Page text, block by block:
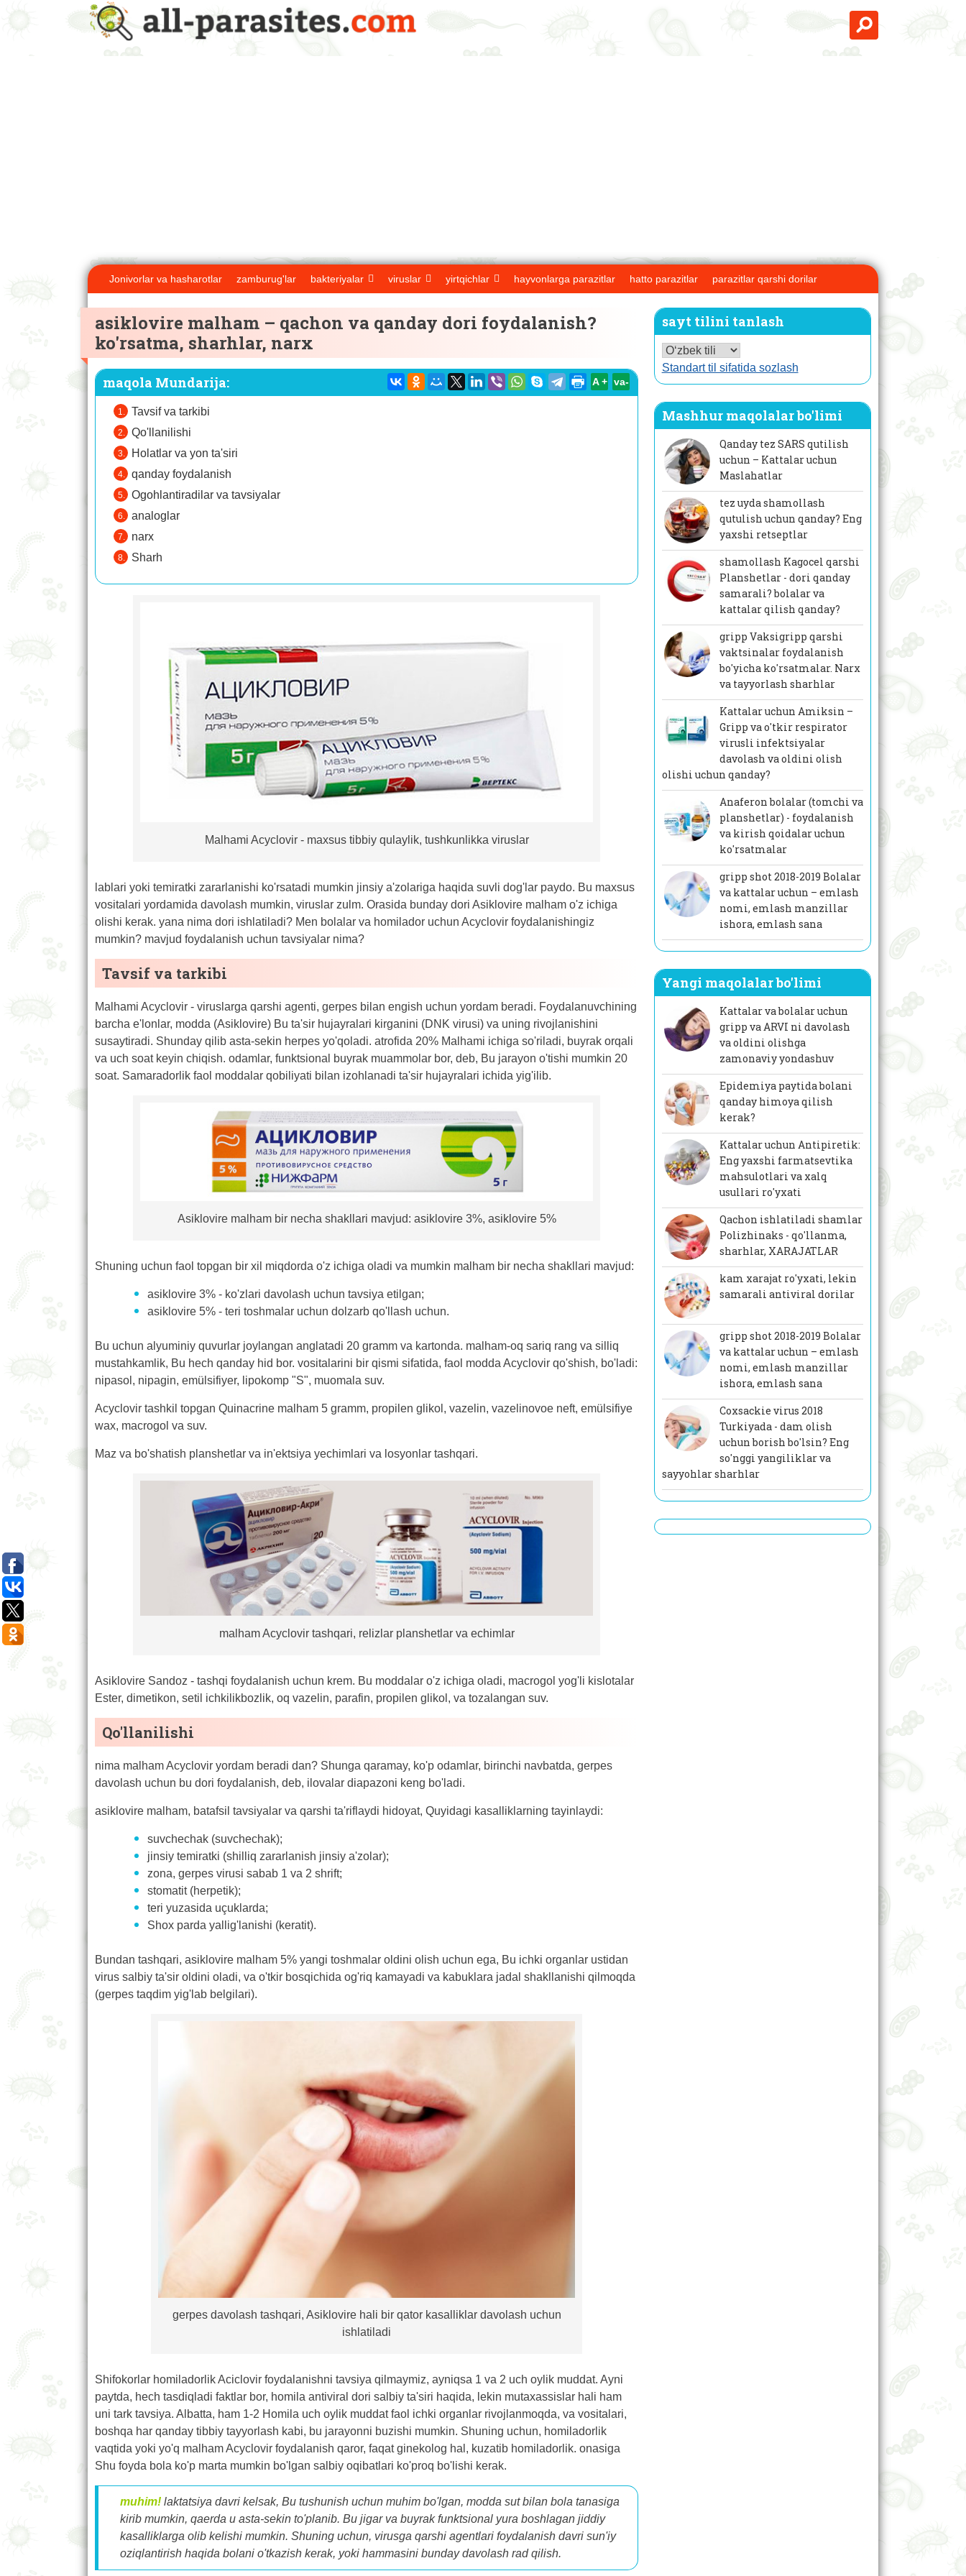
Jonivorlar va hasharotlar zamburug'lar bakteriyalar viruslar yirtqichlar hayvonlarga parazitlar hatto parazitlar parazitlar qarshi dorilar
asiklovire malham – qachon va qanday dori foydalanish?
ko'rsatma, sharhlar, narx
maqola Mundarija:
Tavsif va tarkibi
Qo'llanilishi
Holatlar va yon ta'siri
qanday foydalanish
Ogohlantiradilar va tavsiyalar
analoglar
narx
Sharh
A + va-
Malhami Acyclovir - maxsus tibbiy qulaylik, tushkunlikka viruslar
lablari yoki temiratki zararlanishi ko'rsatadi mumkin jinsiy a'zolariga haqida suvli dog'lar paydo. Bu maxsus
vositalari yordamida davolash mumkin, viruslar zulm. Orasida bunday dori Asiklovire malham o'z ichiga
olishi kerak. yana nima dori ishlatiladi? Men bolalar va homilador uchun Acyclovir foydalanishingiz
mumkin? mavjud foydalanish uchun tavsiyalar nima?
Tavsif va tarkibi
Malhami Acyclovir - viruslarga qarshi agenti, gerpes bilan engish uchun yordam beradi. Foydalanuvchining
barcha e'lonlar, modda (Asiklovire) Bu ta'sir hujayralari kirganini (DNK virusi) va uning rivojlanishini
susaytiradi. Shunday qilib asta-sekin herpes yo'qoladi. atrofida 20% Malhami ichiga so'riladi, buyrak orqali
va uch soat keyin chiqish. odamlar, funktsional buyrak muammolar bor, deb, Bu jarayon o'tishi mumkin 20
soat. Samaradorlik faol moddalar qobiliyati bilan izohlanadi ta'sir hujayralari ichida yig'ilib.
Asiklovire malham bir necha shakllari mavjud: asiklovire 3%, asiklovire 5%
Shuning uchun faol topgan bir xil miqdorda o'z ichiga oladi va mumkin malham bir necha shakllari mavjud:
asiklovire 3% - ko'zlari davolash uchun tavsiya etilgan;
asiklovire 5% - teri toshmalar uchun dolzarb qo'llash uchun.
Bu uchun alyuminiy quvurlar joylangan anglatadi 20 gramm va kartonda. malham-oq sariq rang va silliq
mustahkamlik, Bu hech qanday hid bor. vositalarini bir qismi sifatida, faol modda Acyclovir qo'shish, bo'ladi:
nipasol, nipagin, emülsifiyer, lipokomp "S", muomala suv.
Acyclovir tashkil topgan Quinacrine malham 5 gramm, propilen glikol, vazelin, vazelinovoe neft, emülsifiye
wax, macrogol va suv.
Maz va bo'shatish planshetlar va in'ektsiya yechimlari va losyonlar tashqari.
malham Acyclovir tashqari, relizlar planshetlar va echimlar
Asiklovire Sandoz - tashqi foydalanish uchun krem. Bu moddalar o'z ichiga oladi, macrogol yog'li kislotalar
Ester, dimetikon, setil ichkilikbozlik, oq vazelin, parafin, propilen glikol, va tozalangan suv.
Qo'llanilishi
nima malham Acyclovir yordam beradi dan? Shunga qaramay, ko'p odamlar, birinchi navbatda, gerpes
davolash uchun bu dori foydalanish, deb, ilovalar diapazoni keng bo'ladi.
asiklovire malham, batafsil tavsiyalar va qarshi ta'riflaydi hidoyat, Quyidagi kasalliklarning tayinlaydi:
suvchechak (suvchechak);
jinsiy temiratki (shilliq zararlanish jinsiy a'zolar);
zona, gerpes virusi sabab 1 va 2 shrift;
stomatit (herpetik);
teri yuzasida uçuklarda;
Shox parda yallig'lanishi (keratit).
Bundan tashqari, asiklovire malham 5% yangi toshmalar oldini olish uchun ega, Bu ichki organlar ustidan
virus salbiy ta'sir oldini oladi, va o'tkir bosqichida og'riq kamayadi va kabuklara jadal shakllanishi qilmoqda
(gerpes taqdim yig'lab belgilari).
gerpes davolash tashqari, Asiklovire hali bir qator kasalliklar davolash uchun
ishlatiladi
Shifokorlar homiladorlik Aciclovir foydalanishni tavsiya qilmaymiz, ayniqsa 1 va 2 uch oylik muddat. Ayni
paytda, hech tasdiqladi faktlar bor, homila antiviral dori salbiy ta'siri haqida, lekin mutaxassislar hali ham
uni tark tavsiya. Albatta, ham 1-2 Homila uch oylik muddat faol ichki organlar rivojlanmoqda, va vositalari,
boshqa har qanday tibbiy tayyorlash kabi, bu jarayonni buzishi mumkin. Shuning uchun, homiladorlik
vaqtida yoki yo'q malham Acyclovir foydalanish qaror, faqat ginekolog hal, kuzatib homiladorlik. onasiga
Shu foyda bola ko'p marta mumkin bo'lgan salbiy oqibatlari ko'proq bo'lishi kerak.
muhim! laktatsiya davri kelsak, Bu tushunish uchun muhim bo'lgan, modda sut bilan bola tanasiga
kirib mumkin, qaerda u asta-sekin to'planib. Bu jigar va buyrak funktsional yura boshlagan jiddiy
kasalliklarga olib kelishi mumkin. Shuning uchun, virusga qarshi agentlari foydalanish davri sun'iy
oziqlantirish haqida bolani o'tkazish kerak, yoki hammasini bunday davolash rad qilish.
sayt tilini tanlash
Standart til sifatida sozlash
Mashhur maqolalar bo'limi
Qanday tez SARS qutilish
uchun – Kattalar uchun
Maslahatlar
tez uyda shamollash
qutulish uchun qanday? Eng
yaxshi retseptlar
shamollash Kagocel qarshi
Planshetlar - dori qanday
samarali? bolalar va
kattalar qilish qanday?
gripp Vaksigripp qarshi
vaktsinalar foydalanish
bo'yicha ko'rsatmalar. Narx
va tayyorlash sharhlar
Kattalar uchun Amiksin –
Gripp va o'tkir respirator
virusli infektsiyalar
davolash va oldini olish
olishi uchun qanday?
Anaferon bolalar (tomchi va
planshetlar) - foydalanish
va kirish qoidalar uchun
ko'rsatmalar
gripp shot 2018-2019 Bolalar
va kattalar uchun – emlash
nomi, emlash manzillar
ishora, emlash sana
Yangi maqolalar bo'limi
Kattalar va bolalar uchun
gripp va ARVI ni davolash
va oldini olishga
zamonaviy yondashuv
Epidemiya paytida bolani
qanday himoya qilish
kerak?
Kattalar uchun Antipiretik:
Eng yaxshi farmatsevtika
mahsulotlari va xalq
usullari ro'yxati
Qachon ishlatiladi shamlar
Polizhinaks - qo'llanma,
sharhlar, XARAJATLAR
kam xarajat ro'yxati, lekin
samarali antiviral dorilar
gripp shot 2018-2019 Bolalar
va kattalar uchun – emlash
nomi, emlash manzillar
ishora, emlash sana
Coxsackie virus 2018
Turkiyada - dam olish
uchun borish bo'lsin? Eng
so'nggi yangiliklar va
sayyohlar sharhlar